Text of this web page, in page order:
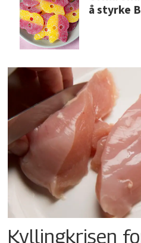
å styrke
Kyllingkrisen